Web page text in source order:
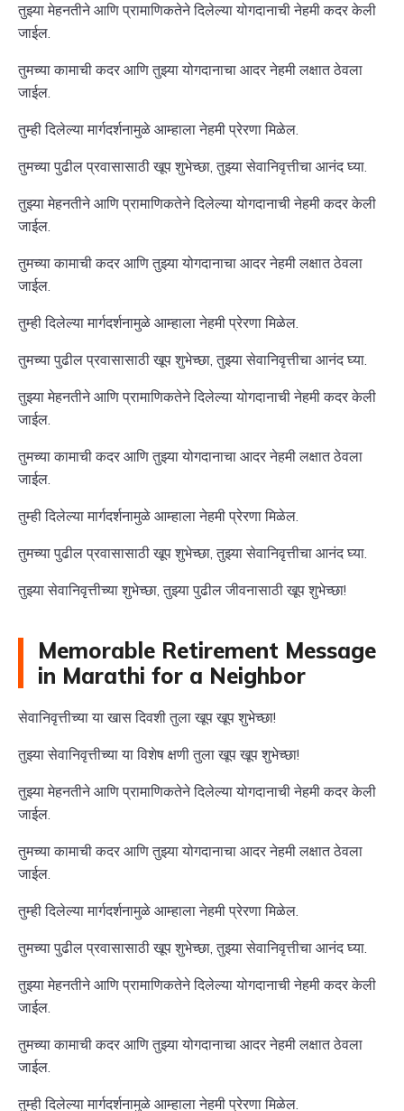
तुझ्या मेहनतीने आणि प्रामाणिकतेने दिलेल्या योगदानाची नेहमी कदर केली
जाईल.
तुमच्या कामाची कदर आणि तुझ्या योगदानाचा आदर नेहमी लक्षात ठेवला
जाईल.
तुम्ही दिलेल्या मार्गदर्शनामुळे आम्हाला नेहमी प्रेरणा मिळेल.
तुमच्या पुढील प्रवासासाठी खूप शुभेच्छा, तुझ्या सेवानिवृत्तीचा आनंद घ्या.
तुझ्या मेहनतीने आणि प्रामाणिकतेने दिलेल्या योगदानाची नेहमी कदर केली
जाईल.
तुमच्या कामाची कदर आणि तुझ्या योगदानाचा आदर नेहमी लक्षात ठेवला
जाईल.
तुम्ही दिलेल्या मार्गदर्शनामुळे आम्हाला नेहमी प्रेरणा मिळेल.
तुमच्या पुढील प्रवासासाठी खूप शुभेच्छा, तुझ्या सेवानिवृत्तीचा आनंद घ्या.
तुझ्या मेहनतीने आणि प्रामाणिकतेने दिलेल्या योगदानाची नेहमी कदर केली
जाईल.
तुमच्या कामाची कदर आणि तुझ्या योगदानाचा आदर नेहमी लक्षात ठेवला
जाईल.
तुम्ही दिलेल्या मार्गदर्शनामुळे आम्हाला नेहमी प्रेरणा मिळेल.
तुमच्या पुढील प्रवासासाठी खूप शुभेच्छा, तुझ्या सेवानिवृत्तीचा आनंद घ्या.
तुझ्या सेवानिवृत्तीच्या शुभेच्छा, तुझ्या पुढील जीवनासाठी खूप शुभेच्छा!
Memorable Retirement Message
in Marathi for a Neighbor
सेवानिवृत्तीच्या या खास दिवशी तुला खूप खूप शुभेच्छा!
तुझ्या सेवानिवृत्तीच्या या विशेष क्षणी तुला खूप खूप शुभेच्छा!
तुझ्या मेहनतीने आणि प्रामाणिकतेने दिलेल्या योगदानाची नेहमी कदर केली
जाईल.
तुमच्या कामाची कदर आणि तुझ्या योगदानाचा आदर नेहमी लक्षात ठेवला
जाईल.
तुम्ही दिलेल्या मार्गदर्शनामुळे आम्हाला नेहमी प्रेरणा मिळेल.
तुमच्या पुढील प्रवासासाठी खूप शुभेच्छा, तुझ्या सेवानिवृत्तीचा आनंद घ्या.
तुझ्या मेहनतीने आणि प्रामाणिकतेने दिलेल्या योगदानाची नेहमी कदर केली
जाईल.
तुमच्या कामाची कदर आणि तुझ्या योगदानाचा आदर नेहमी लक्षात ठेवला
जाईल.
तुम्ही दिलेल्या मार्गदर्शनामुळे आम्हाला नेहमी प्रेरणा मिळेल.